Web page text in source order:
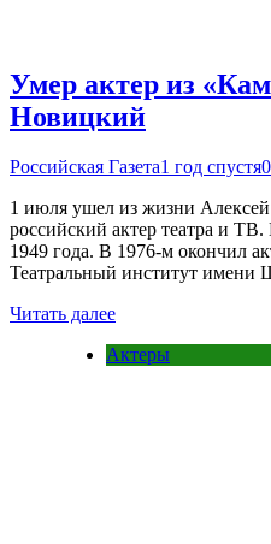
Умер актер из
Новицкий
Российская Газета1 год спустя0
1 июля ушел из жизни
российский актер театра и
1949 года. В 1976-м окончил
Театральный институт
Читать далее
Актеры